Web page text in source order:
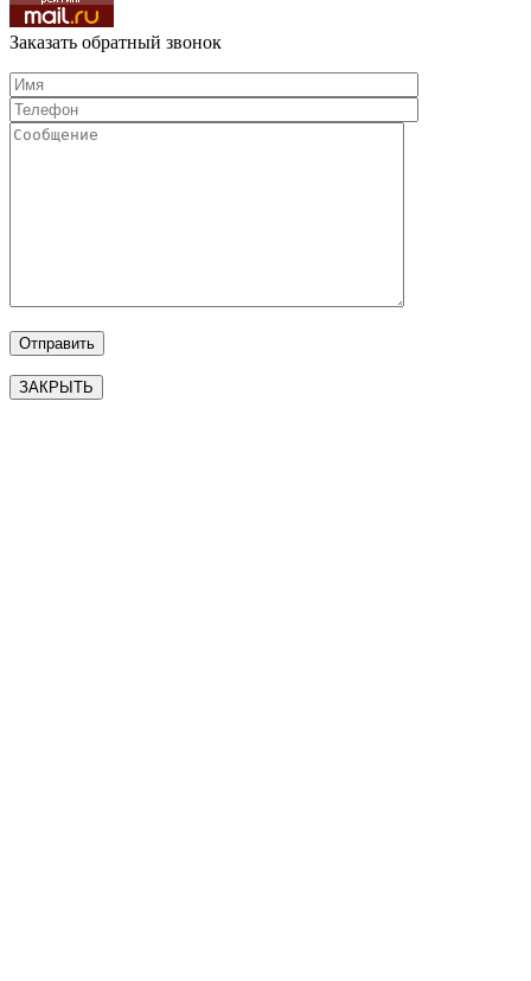
Заказать обратный звонок
ЗАКРЫТЬ